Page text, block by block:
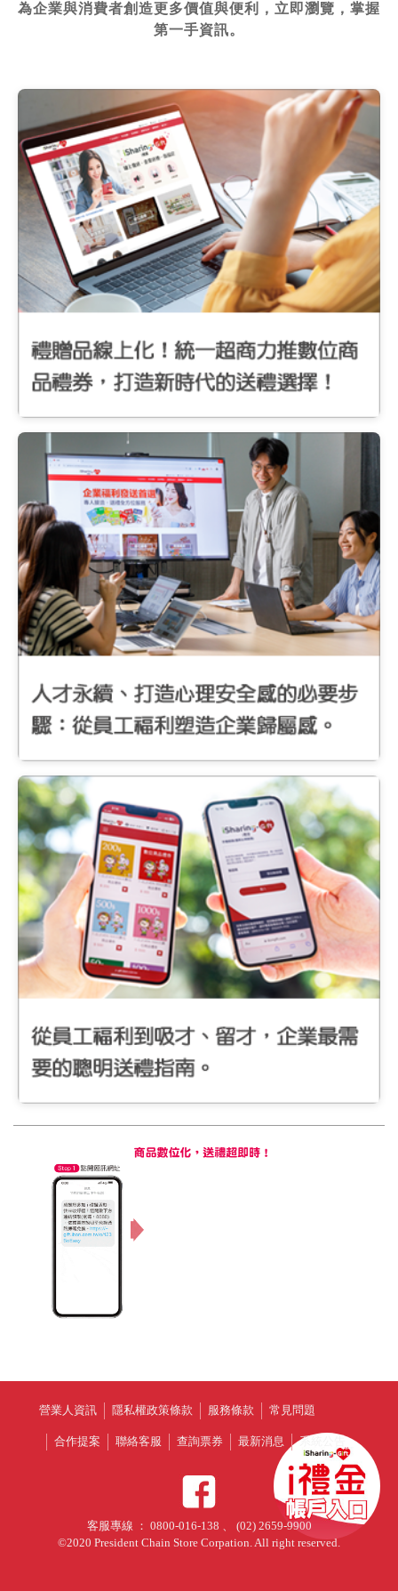
為企業與消費者創造更多價值與便利，立即瀏覽，掌握
第一手資訊。
營業人資訊 隱私權政策條款 服務條款 常見問題
合作提案 聯絡客服 查詢票券 最新消息 系統公告
客服專線 ： 0800-016-138 、 (02) 2659-9900
©2020 President Chain Store Corpation. All right reserved.